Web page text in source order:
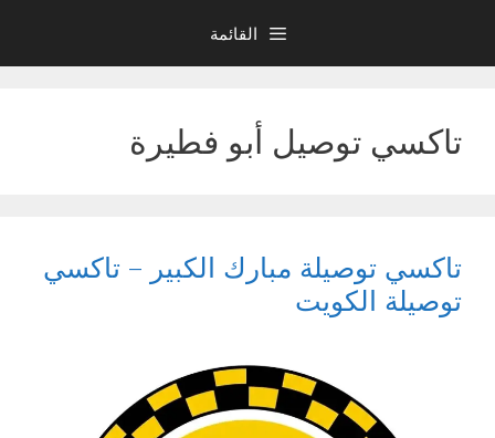
المحتوى
القائمة
تاكسي توصيل أبو فطيرة
تاكسي توصيلة مبارك الكبير – تاكسي
توصيلة الكويت